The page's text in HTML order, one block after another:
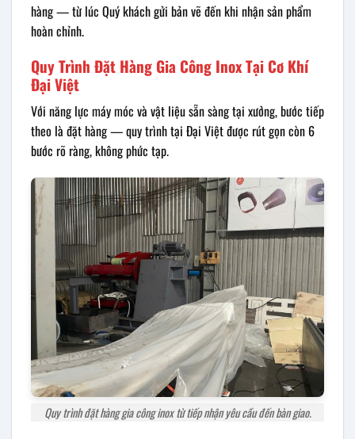
hàng — từ lúc Quý khách gửi bản vẽ đến khi nhận sản phẩm
hoàn chỉnh.
Quy Trình Đặt Hàng Gia Công Inox Tại Cơ Khí
Đại Việt
Với năng lực máy móc và vật liệu sẵn sàng tại xưởng, bước tiếp
theo là đặt hàng — quy trình tại Đại Việt được rút gọn còn 6
bước rõ ràng, không phức tạp.
Quy trình đặt hàng gia công inox từ tiếp nhận yêu cầu đến bàn giao.